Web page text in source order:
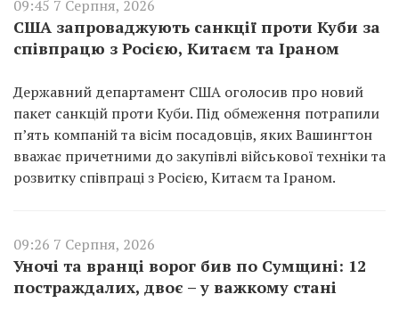
09:45 7 Серпня, 2026
США запроваджують санкції проти Куби за
співпрацю з Росією, Китаєм та Іраном
Державний департамент США оголосив про новий
пакет санкцій проти Куби. Під обмеження потрапили
п’ять компаній та вісім посадовців, яких Вашингтон
вважає причетними до закупівлі військової техніки та
розвитку співпраці з Росією, Китаєм та Іраном.
09:26 7 Серпня, 2026
Уночі та вранці ворог бив по Сумщині: 12
постраждалих, двоє – у важкому стані